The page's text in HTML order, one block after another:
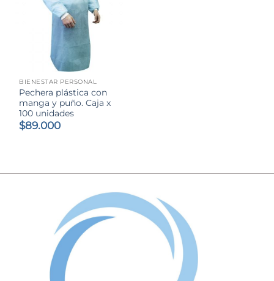
BIENESTAR PERSONAL
Pechera plástica con
manga y puño. Caja x
100 unidades
$89.000